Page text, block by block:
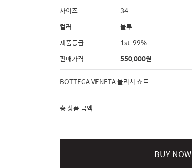
사이즈
34
컬러
블루
제품등급
1st-99%
판매가격
550,000원
BOTTEGA VENETA 블리치 쇼트슬리브 데님 재킷
총 상품 금액
BUY NOW